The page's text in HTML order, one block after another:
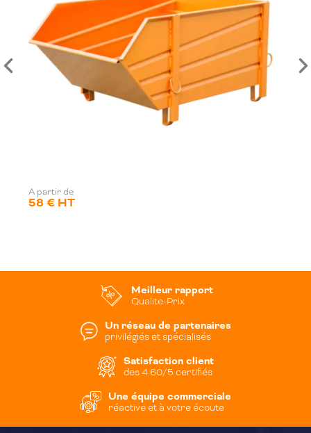
A partir de
58 € HT
Meilleur rapport
Qualite-Prix
Un réseau de partenaires
privilégiés et spécialisés
Satisfaction client
des 4.60/5 certifiés
Une équipe commerciale
réactive et à votre écoute